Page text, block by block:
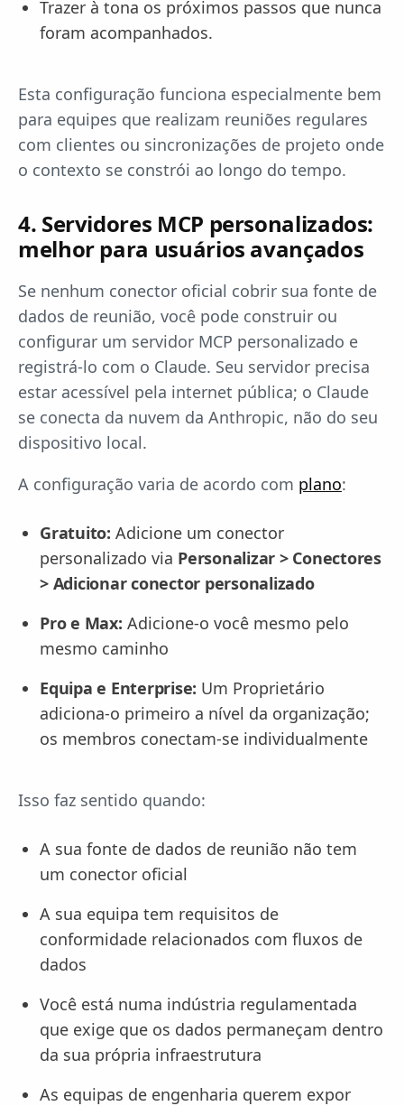
Trazer à tona os próximos passos que nunca
foram acompanhados.
Esta configuração funciona especialmente bem
para equipes que realizam reuniões regulares
com clientes ou sincronizações de projeto onde
o contexto se constrói ao longo do tempo.
4. Servidores MCP personalizados:
melhor para usuários avançados
Se nenhum conector oficial cobrir sua fonte de
dados de reunião, você pode construir ou
configurar um servidor MCP personalizado e
registrá-lo com o Claude. Seu servidor precisa
estar acessível pela internet pública; o Claude
se conecta da nuvem da Anthropic, não do seu
dispositivo local.
A configuração varia de acordo com plano:
Gratuito: Adicione um conector
personalizado via Personalizar > Conectores
> Adicionar conector personalizado
Pro e Max: Adicione-o você mesmo pelo
mesmo caminho
Equipa e Enterprise: Um Proprietário
adiciona-o primeiro a nível da organização;
os membros conectam-se individualmente
Isso faz sentido quando:
A sua fonte de dados de reunião não tem
um conector oficial
A sua equipa tem requisitos de
conformidade relacionados com fluxos de
dados
Você está numa indústria regulamentada
que exige que os dados permaneçam dentro
da sua própria infraestrutura
As equipas de engenharia querem expor